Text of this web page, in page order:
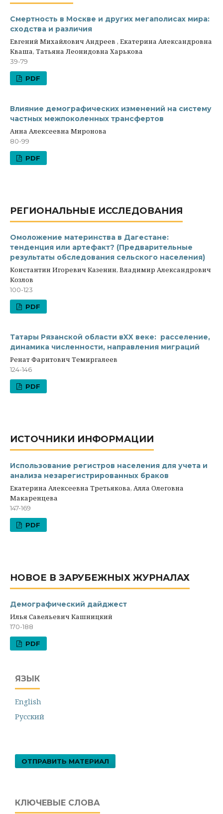
Смертность в Москве и других мегаполисах мира:
сходства и различия
Евгений Михайлович Андреев , Екатерина Александровна
Кваша, Татьяна Леонидовна Харькова
39-79
PDF
Влияние демографических изменений на систему
частных межпоколенных трансфертов
Анна Алексеевна Миронова
80-99
PDF
РЕГИОНАЛЬНЫЕ ИССЛЕДОВАНИЯ
Омоложение материнства в Дагестане:
тенденция или артефакт? (Предварительные
результаты обследования сельского населения)
Константин Игоревич Казенин, Владимир Александрович
Козлов
100-123
PDF
Татары Рязанской области вXX веке: расселение,
динамика численности, направления миграций
Ренат Фаритович Темиргалеев
124-146
PDF
ИСТОЧНИКИ ИНФОРМАЦИИ
Использование регистров населения для учета и
анализа незарегистрированных браков
Екатерина Алексеевна Третьякова, Алла Олеговна
Макаренцева
147-169
PDF
НОВОЕ В ЗАРУБЕЖНЫХ ЖУРНАЛАХ
Демографический дайджест
Илья Савельевич Кашницкий
170-188
PDF
ЯЗЫК
English
Русский
ОТПРАВИТЬ МАТЕРИАЛ
КЛЮЧЕВЫЕ СЛОВА